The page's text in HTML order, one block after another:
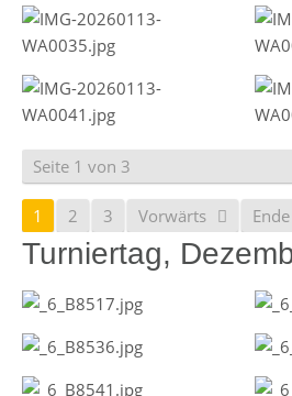
Seite 1 von 3
1 2 3 Vorwärts
Turniertag,